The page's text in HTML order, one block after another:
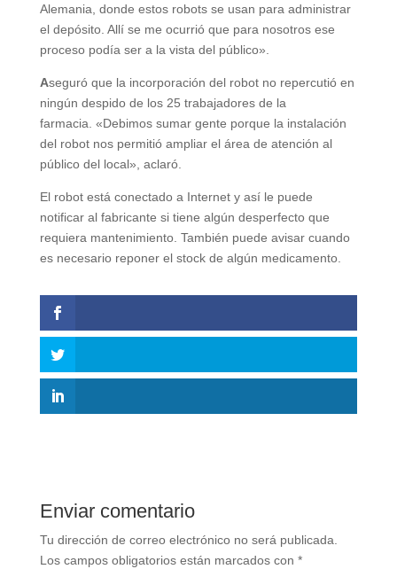
Alemania, donde estos robots se usan para administrar
el depósito. Allí se me ocurrió que para nosotros ese
proceso podía ser a la vista del público».
Aseguró que la incorporación del robot no repercutió en
ningún despido de los 25 trabajadores de la
farmacia. «Debimos sumar gente porque la instalación
del robot nos permitió ampliar el área de atención al
público del local», aclaró.
El robot está conectado a Internet y así le puede
notificar al fabricante si tiene algún desperfecto que
requiera mantenimiento. También puede avisar cuando
es necesario reponer el stock de algún medicamento.
Enviar comentario
Tu dirección de correo electrónico no será publicada.
Los campos obligatorios están marcados con *